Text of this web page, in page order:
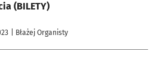
(BILETY)
| Błażej Organisty